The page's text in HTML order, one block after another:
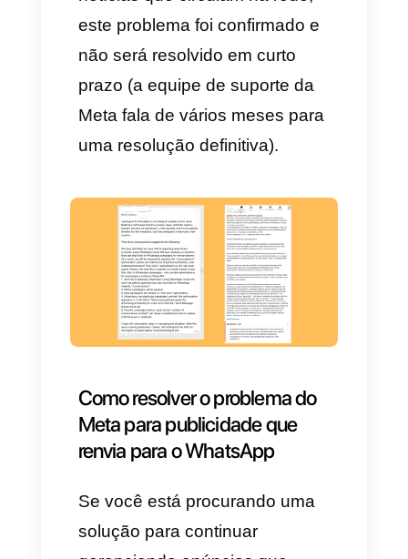
opção CTA “WhatsApp”, para
todos os usuários que utilizam
o WhatsApp Cloud API.
Se você encontrou este artigo,
situação afeta gravemente o
seu negócio.
Infelizmente, de acordo com as
informações que obtivemos de
nossos contatos na
Meta
notícias que circulam na rede,
este problema foi confirmado e
não será resolvido em curto
prazo (a equipe de suporte da